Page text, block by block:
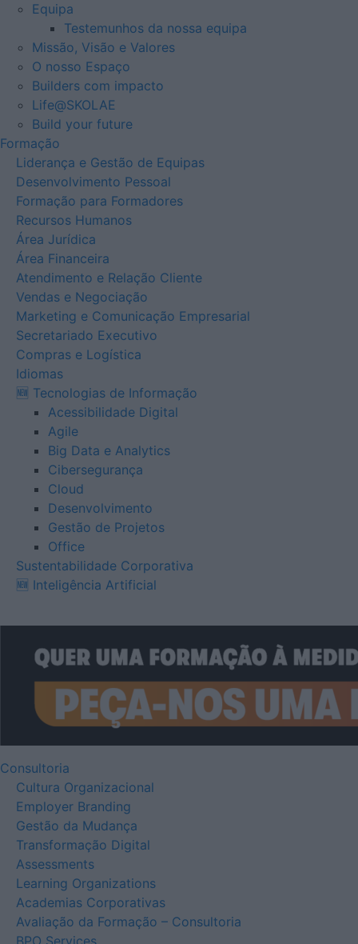
Equipa
Testemunhos da nossa equipa
Missão, Visão e Valores
O nosso Espaço
Builders com impacto
Life@SKOLAE
Build your future
Formação
Liderança e Gestão de Equipas
Desenvolvimento Pessoal
Formação para Formadores
Recursos Humanos
Área Jurídica
Área Financeira
Atendimento e Relação Cliente
Vendas e Negociação
Marketing e Comunicação Empresarial
Secretariado Executivo
Compras e Logística
Idiomas
🆕 Tecnologias de Informação
Acessibilidade Digital
Agile
Big Data e Analytics
Cibersegurança
Cloud
Desenvolvimento
Gestão de Projetos
Office
Sustentabilidade Corporativa
🆕 Inteligência Artificial
Consultoria
Cultura Organizacional
Employer Branding
Gestão da Mudança
Transformação Digital
Assessments
Learning Organizations
Academias Corporativas
Avaliação da Formação – Consultoria
BPO Services